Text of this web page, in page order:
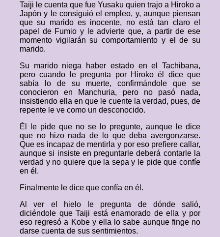
Taiji le cuenta que fue Yusaku quien trajo a Hiroko a
Japón y le consiguió el empleo, y, aunque piensan
que su marido es inocente, no está tan claro el
papel de Fumio y le advierte que, a partir de ese
momento vigilarán su comportamiento y el de su
marido.
Su marido niega haber estado en el Tachibana,
pero cuando le pregunta por Hiroko él dice que
sabía lo de su muerte, confirmándole que se
conocieron en Manchuria, pero no pasó nada,
insistiendo ella en que le cuente la verdad, pues, de
repente le ve como un desconocido.
Él le pide que no se lo pregunte, aunque le dice
que no hizo nada de lo que deba avergonzarse.
Que es incapaz de mentirla y por eso prefiere callar,
aunque si insiste en preguntarle deberá contarle la
verdad y no quiere que la sepa y le pide que confíe
en él.
Finalmente le dice que confía en él.
Al ver el hielo le pregunta de dónde salió,
diciéndole que Taiji está enamorado de ella y por
eso regresó a Kobe y ella lo sabe aunque finge no
darse cuenta de sus sentimientos.